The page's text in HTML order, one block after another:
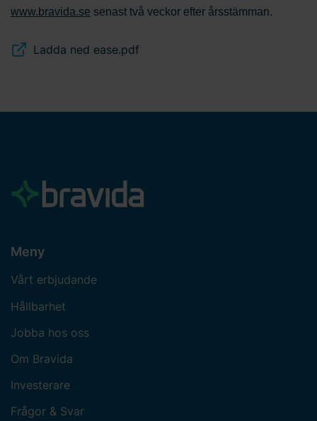
www.bravida.se senast två veckor efter årsstämman.
Ladda ned ease.pdf
Meny
Vårt erbjudande
Hållbarhet
Jobba hos oss
Om Bravida
Investerare
Frågor & Svar